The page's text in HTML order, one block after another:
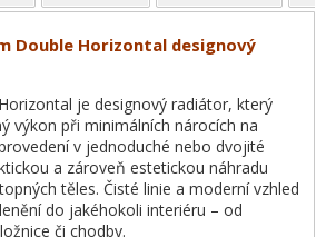
Double Horizontal designový
je designový radiátor, který
výkon při minimálních nárocích na
v jednoduché nebo dvojité
a zároveň estetickou náhradu
těles. Čisté linie a moderní vzhled
do jakéhokoli interiéru – od
či chodby.